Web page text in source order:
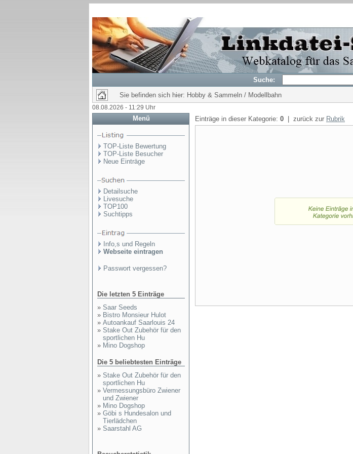
Suche:
Sie befinden sich hier: Hobby & Sammeln / Modellbahn
08.08.2026 - 11:29 Uhr
Menü
TOP-Liste Bewertung
TOP-Liste Besucher
Neue Einträge
Detailsuche
Livesuche
TOP100
Suchtipps
Info,s und Regeln
Webseite eintragen
Passwort vergessen?
Die letzten 5 Einträge
» Saar Seeds
» Bistro Monsieur Hulot
» Autoankauf Saarlouis 24
» Stake Out Zubehör für den
sportlichen Hu
» Mino Dogshop
Die 5 beliebtesten Einträge
» Stake Out Zubehör für den
sportlichen Hu
» Vermessungsbüro Zwiener
und Zwiener
» Mino Dogshop
» Göbi s Hundesalon und
Tierlädchen
» Saarstahl AG
Einträge in dieser Kategorie: 0 | zurück zur Rubrik